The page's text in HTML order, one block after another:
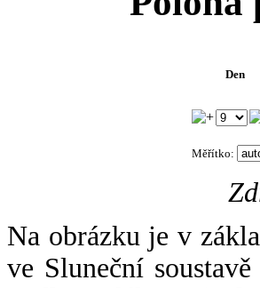
Den
Měřítko:
Na obrázku je v
ve Sluneční